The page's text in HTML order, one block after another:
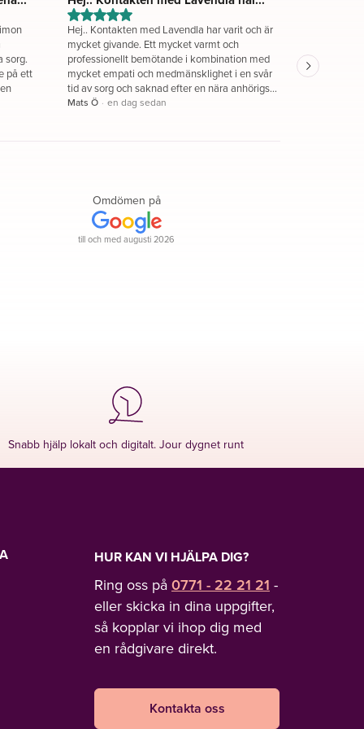
sorg.
på ett
Hej.. Kontakten med Lavendla har varit och är
mycket givande. Ett mycket varmt och
professionellt bemötande i kombination med
mycket empati och medmänsklighet i en svår
tid av sorg och saknad efter en nära anhörigs
bortgång. Förväntningarna har infriats rejält.
gedigen erfarenhet av allt som ska göras efter
en nära anhörigs bortgång i kombination med
bemötandet av de anhöriga. Det har varit och
är väldigt tryggt att ha kontakten med
Mats Ö · en dag sedan
bemötande.
som jag
Omdömen på
till och med augusti 2026
Snabb hjälp lokalt och digitalt. Jour dygnet runt
HUR KAN VI HJÄLPA DIG?
Ring oss på 0771 - 22 21 21 -
eller skicka in dina uppgifter,
så kopplar vi ihop dig med
en rådgivare direkt.
Kontakta oss